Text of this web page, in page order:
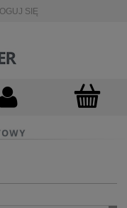
SIĘ